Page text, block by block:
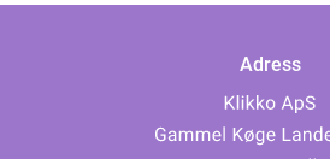
Adress